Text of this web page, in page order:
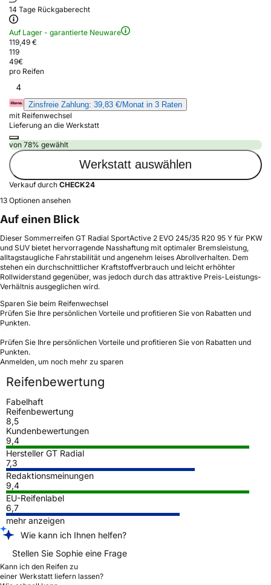
14 Tage Rückgaberecht
Auf Lager - garantierte Neuware
119,49 €
119
49€
pro Reifen
4
Zinsfreie Zahlung: 39,83 €/Monat in 3 Raten
mit Reifenwechsel
Lieferung an die Werkstatt
von 78% gewählt
Werkstatt auswählen
Verkauf durch CHECK24
13 Optionen ansehen
Auf einen Blick
Dieser Sommerreifen GT Radial SportActive 2 EVO 245/35 R20 95 Y für PKW
und SUV bietet hervorragende Nasshaftung mit optimaler Bremsleistung,
alltagstaugliche Fahrstabilität und angenehm leises Abrollverhalten. Dem
stehen ein durchschnittlicher Kraftstoffverbrauch und leicht erhöhter
Rollwiderstand gegenüber, was jedoch durch das attraktive Preis-Leistungs-
Verhältnis ausgeglichen wird.
Sparen Sie beim Reifenwechsel
Prüfen Sie Ihre persönlichen Vorteile und profitieren Sie von Rabatten und
Punkten.
Prüfen Sie Ihre persönlichen Vorteile und profitieren Sie von Rabatten und
Punkten.
Anmelden, um noch mehr zu sparen
Reifenbewertung
Fabelhaft
Reifenbewertung
8,5
Kundenbewertungen
9,4
Hersteller GT Radial
7,3
Redaktionsmeinungen
9,4
EU-Reifenlabel
6,7
mehr anzeigen
Wie kann ich Ihnen helfen?
Stellen Sie Sophie eine Frage
Kann ich den Reifen zu
einer Werkstatt liefern lassen?